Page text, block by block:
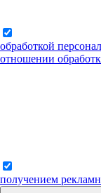
обработкой
отношении
получением